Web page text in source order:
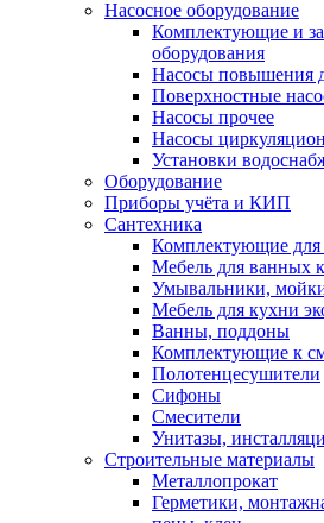
Насосное оборудование
Комплектующие и
оборудования
Насосы повышения
Поверхностные
Насосы прочее
Насосы
Установки
Оборудование
Приборы учёта и КИП
Сантехника
Комплектующие
Мебель для ванных
Умывальники,
Мебель для кухни
Ванны, поддоны
Комплектующие к
Полотенцесушители
Сифоны
Смесители
Унитазы,
Строительные материалы
Металлопрокат
Герметики,